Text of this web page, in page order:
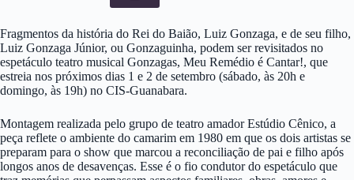
Fragmentos da história do Rei do Baião, Luiz Gonzaga, e de seu filho,
Luiz Gonzaga Júnior, ou Gonzaguinha, podem ser revisitados no
espetáculo teatro musical Gonzagas, Meu Remédio é Cantar!, que
estreia nos próximos dias 1 e 2 de setembro (sábado, às 20h e
domingo, às 19h) no CIS-Guanabara.
Montagem realizada pelo grupo de teatro amador Estúdio Cênico, a
peça reflete o ambiente do camarim em 1980 em que os dois artistas se
preparam para o show que marcou a reconciliação de pai e filho após
longos anos de desavenças. Esse é o fio condutor do espetáculo que